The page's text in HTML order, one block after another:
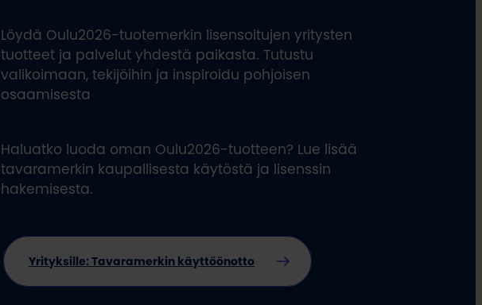
Löydä Oulu2026-tuotemerkin lisensoitujen yritysten
tuotteet ja palvelut yhdestä paikasta. Tutustu
valikoimaan, tekijöihin ja inspiroidu pohjoisen
osaamisesta
Haluatko luoda oman Oulu2026-tuotteen? Lue lisää
tavaramerkin kaupallisesta käytöstä ja lisenssin
hakemisesta.
Yrityksille: Tavaramerkin käyttöönotto